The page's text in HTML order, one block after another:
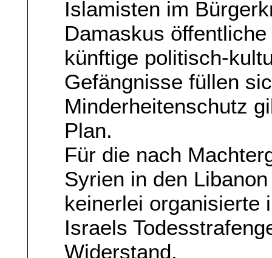
Islamisten im
Damaskus
künftige politisch-
Gefängnisse füllen
Minderheitenschutz
Plan.
Für die nach
Syrien in den
keinerlei organisierte
Israels
Widerstand.